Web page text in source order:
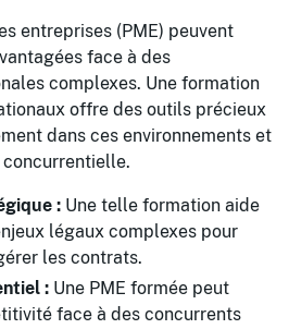
entreprises (PME) peuvent
face à des
complexes. Une formation
offre des outils précieux
dans ces environnements et
: Une telle formation aide
légaux complexes pour
les contrats.
: Une PME formée peut
face à des concurrents